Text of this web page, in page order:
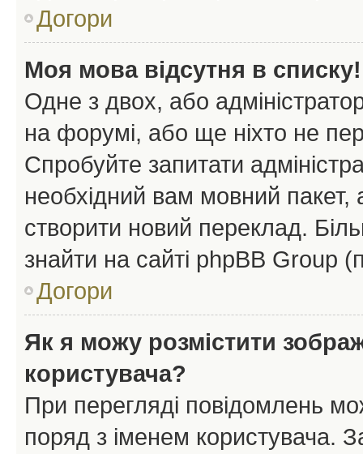
Догори
Моя мова відсутня в списку!
Одне з двох, або
на форумі, або ще ніхто не
Спробуйте запитати
необхідний вам мовний
створити новий переклад.
знайти на сайті phpBB Group
Догори
Як я можу розмістити
користувача?
При перегляді повідомлень
поряд з іменем користувача.